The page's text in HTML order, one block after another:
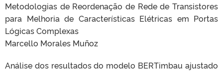
Metodologias de Reordenação de Rede de Transistores
para Melhoria de Características Elétricas em Portas
Lógicas Complexas
Marcello Morales Muñoz
Análise dos resultados do modelo BERTimbau ajustado